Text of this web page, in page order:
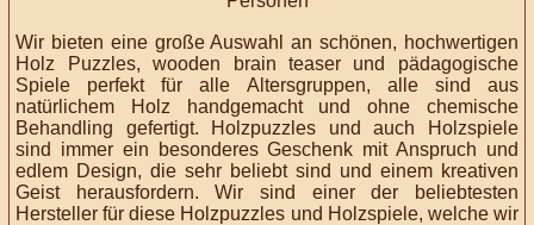
Wir bieten eine große Auswahl an schönen, hochwertigen
Holz Puzzles, wooden brain teaser und pädagogische
Spiele perfekt für alle Altersgruppen, alle sind aus
natürlichem Holz handgemachtund ohne chemische
Behandling gefertigt. Holzpuzzles und auch Holzspiele
sind immer ein besonderes Geschenk mit Anspruch und
edlem Design, diesehr beliebt sind und einem kreativen
Geist herausfordern. Wir sind einer der beliebtesten
Hersteller für diese Holzpuzzles und Holzspiele, welche wir